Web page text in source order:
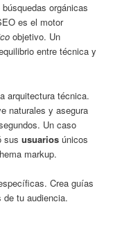
orgánicas
es el motor
objetivo. Un
entre técnica y
arquitectura técnica.
naturales y asegura
Un caso
sususuarios únicos
markup.
Crea guías
de tu audiencia.